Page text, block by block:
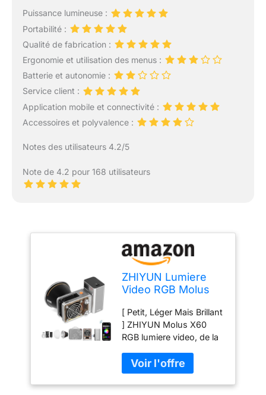
Puissance lumineuse :
Portabilité :
Qualité de fabrication :
Ergonomie et utilisation des menus :
Batterie et autonomie :
Service client :
Application mobile et connectivité :
Accessoires et polyvalence :
Notes des utilisateurs 4.2/5
Note de 4.2 pour 168 utilisateurs
ZHIYUN Lumiere
Video RGB Molus
[Official] 60W avec
Batterie 2550mAh,
COB LED Eclairage
Video, Streaming
Lampe avec 2010
Lux/ 2700~6500K/
CRI 95/ TLCI 98/
[ Petit, Léger Mais Brillant
] ZHIYUN Molus X60
RGB lumiere video, de la
main, ne pèse que 319g,
mais délivre une
puissance